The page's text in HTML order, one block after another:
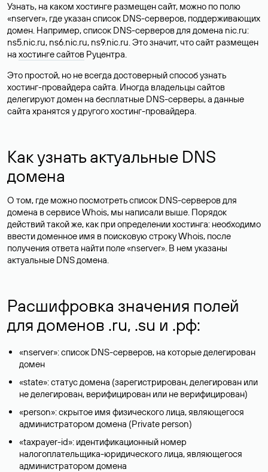
Узнать, на каком хостинге размещен сайт, можно по полю
«nserver», где указан список DNS-серверов, поддерживающих
домен. Например, список DNS-серверов для домена nic.ru:
ns5.nic.ru, ns6.nic.ru, ns9.nic.ru. Это значит, что сайт размещен
на хостинге сайтов Руцентра.
Это простой, но не всегда достоверный способ узнать
хостинг-провайдера сайта. Иногда владельцы сайтов
делегируют домен на бесплатные DNS-серверы, а данные
сайта хранятся у другого хостинг-провайдера.
Как узнать актуальные DNS
домена
О том, где можно посмотреть список DNS-серверов для
домена в сервисе Whois, мы написали выше. Порядок
действий такой же, как при определении хостинга: необходимо
ввести доменное имя в поисковую строку Whois, после
получения ответа найти поле «nserver». В нем указаны
актуальные DNS домена.
Расшифровка значения полей
для доменов .ru, .su и .рф:
«nserver»: список DNS-серверов, на которые делегирован
домен
«state»: статус домена (зарегистрирован, делегирован или
не делегирован, верифицирован или не верифицирован)
«person»: скрытое имя физического лица, являющегося
администратором домена (Privatе person)
«taxpayer-id»: идентификационный номер
налогоплательщика-юридического лица, являющегося
администратором домена